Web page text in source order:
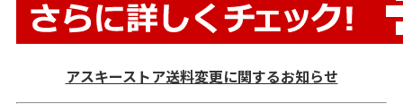
アスキーストア送料変更に関するお知らせ